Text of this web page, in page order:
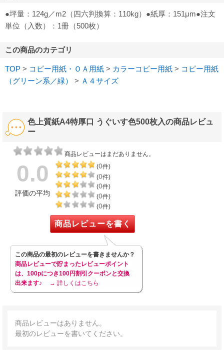
●坪量：124g／m2（四六判換算：110kg）●紙厚：151μm●注文
単位（入数）：1冊（500枚）
この商品のカテゴリ
TOP > コピー用紙・ＯＡ用紙 > カラーコピー用紙 > コピー用紙
（グリーン系／緑）
> Ａ４サイズ
色上質紙A4特厚口 うぐいす色500枚入の商品レビュ
ー
商品レビューはまだありません。
0.0
評価の平均
(0件)
(0件)
(0件)
(0件)
(0件)
商品レビューを書く
この商品の最初のレビューを書きませんか？
商品レビューで貯まったレビューポイント
は、100pにつき100円割引クーポンと交換
出来ます♪
→ 詳しくはこちら
商品レビューはありません。
最初のレビューを書いてください。